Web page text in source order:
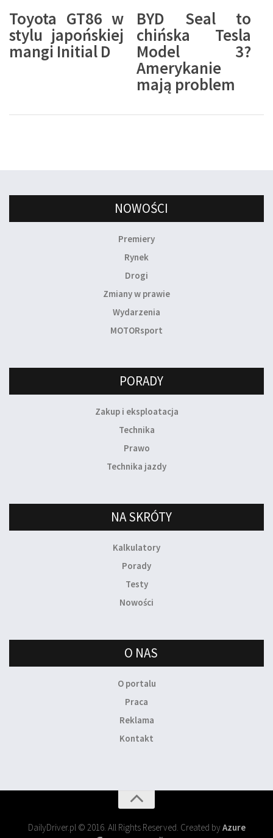
Toyota GT86 w
stylu japońskiej
mangi Initial D
BYD Seal to
chińska Tesla
Model 3?
Amerykanie
mają problem
NOWOŚCI
Premiery
Rynek
Drogi
Zmiany w prawie
Wydarzenia
MOTORsport
PORADY
Zakup i eksploatacja
Technika
Prawo
Technika jazdy
NA SKRÓTY
Kalkulatory
Porady
Testy
Nowości
O NAS
O portalu
Praca
Reklama
Kontakt
DailyDriver.pl © 2016. All Rights Reserved. Created byAzure